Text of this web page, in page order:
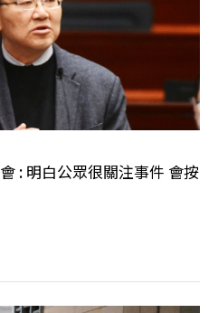
: 明白公眾很關注事件 會按